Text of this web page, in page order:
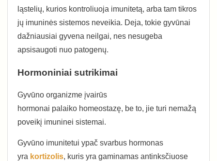
ląstelių, kurios kontroliuoja imunitetą, arba tam tikros
jų imuninės sistemos neveikia. Deja, tokie gyvūnai
dažniausiai gyvena neilgai, nes nesugeba
apsisaugoti nuo patogenų.
Hormoniniai sutrikimai
Gyvūno organizme įvairūs
hormonai palaiko homeostazę, be to, jie turi nemažą
poveikį imuninei sistemai.
Gyvūno imunitetui ypač svarbus hormonas
yra kortizolis, kuris yra gaminamas antinksčiuose